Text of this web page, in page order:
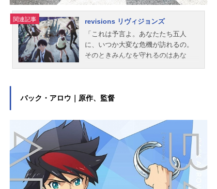
関連記事
revisions リヴィジョンズ
「これは予言よ。あなたたち五人
に、いつか大変な危機が訪れるの。
そのときみんなを守れるのはあな
もに、不可思議な現象──「渋谷漂
が跳ばされたのは300年以上先の「未
来」。そこで待っていたのは、広大
無辺な荒野と森、点在する廃墟……
そして、未来人「リヴィジョンズ」
と彼らが操る巨大な機械の化け物だ
った。理由もわからぬまま化け物に
蹂躙されていく渋谷を助けようと現
バック・アロウ｜原作、監督